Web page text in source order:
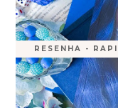
RESENHA -